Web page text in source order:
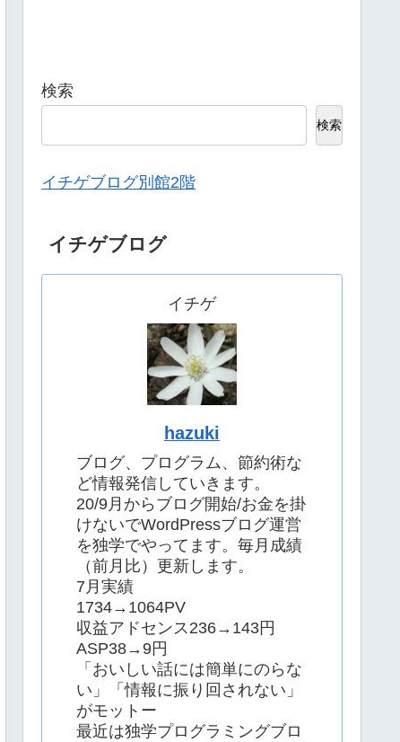
検索
検索
イチゲブログ別館2階
イチゲブログ
イチゲ
hazuki
ブログ、プログラム、節約術な
ど情報発信していきます。
20/9月からブログ開始/お金を掛
けないでWordPressブログ運営
を独学でやってます。毎月成績
（前月比）更新します。
7月実績
1734→1064PV
収益アドセンス236→143円
ASP38→9円
「おいしい話には簡単にのらな
い」「情報に振り回されない」
がモットー
最近は独学プログラミングブロ